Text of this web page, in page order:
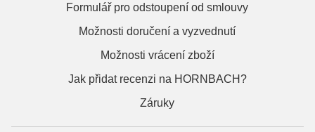
Formulář pro odstoupení od smlouvy
Možnosti doručení a vyzvednutí
Možnosti vrácení zboží
Jak přidat recenzi na HORNBACH?
Záruky